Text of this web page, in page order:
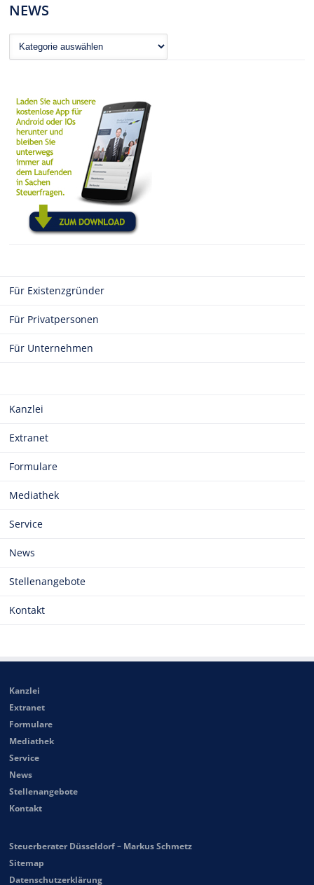
NEWS
News
Für Existenzgründer
Für Privatpersonen
Für Unternehmen
Kanzlei
Extranet
Formulare
Mediathek
Service
News
Stellenangebote
Kontakt
Kanzlei
Extranet
Formulare
Mediathek
Service
News
Stellenangebote
Kontakt
Steuerberater Düsseldorf – Markus Schmetz
Sitemap
Datenschutzerklärung